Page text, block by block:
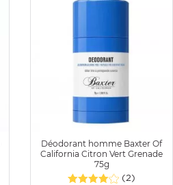
Déodorant homme Baxter Of
California Citron Vert Grenade
75g
(2)